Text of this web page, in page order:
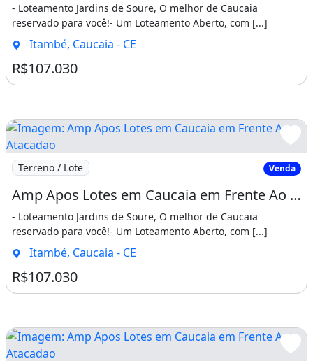
- Loteamento Jardins de Soure, O melhor de Caucaia
reservado para você!- Um Loteamento Aberto, com [...]
Itambé, Caucaia - CE
R$107.030
Imagem: Amp Apos Lotes em Caucaia em Frente Ao
Terreno / Lote Venda
Amp Apos Lotes em Caucaia em Frente Ao Atacadao, as Margens da Ce-090!. Desde Já
- Loteamento Jardins de Soure, O melhor de Caucaia
reservado para você!- Um Loteamento Aberto, com [...]
Itambé, Caucaia - CE
R$107.030